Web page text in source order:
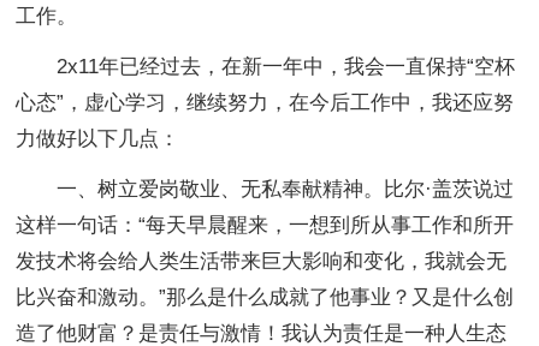
工作。
2x11年已经过去，在新一年中，我会一直保持“空杯
心态”，虚心学习，继续努力，在今后工作中，我还应努
力做好以下几点：
一、树立爱岗敬业、无私奉献精神。比尔·盖茨说过
这样一句话：“每天早晨醒来，一想到所从事工作和所开
发技术将会给人类生活带来巨大影响和变化，我就会无
比兴奋和激动。”那么是什么成就了他事业？又是什么创
造了他财富？是责任与激情！我认为责任是一种人生态